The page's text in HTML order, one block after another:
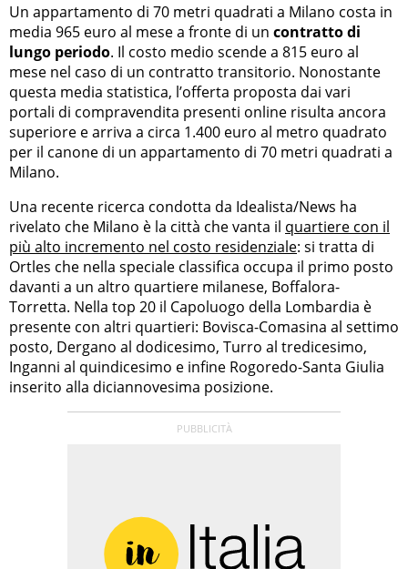
Un appartamento di 70 metri quadrati a Milano costa in
media 965 euro al mese a fronte di un contratto di
lungo periodo. Il costo medio scende a 815 euro al
mese nel caso di un contratto transitorio. Nonostante
questa media statistica, l’offerta proposta dai vari
portali di compravendita presenti online risulta ancora
superiore e arriva a circa 1.400 euro al metro quadrato
per il canone di un appartamento di 70 metri quadrati a
Milano.
Una recente ricerca condotta da Idealista/News ha
rivelato che Milano è la città che vanta il quartiere con il
più alto incremento nel costo residenziale: si tratta di
Ortles che nella speciale classifica occupa il primo posto
davanti a un altro quartiere milanese, Boffalora-
Torretta. Nella top 20 il Capoluogo della Lombardia è
presente con altri quartieri: Bovisca-Comasina al settimo
posto, Dergano al dodicesimo, Turro al tredicesimo,
Inganni al quindicesimo e infine Rogoredo-Santa Giulia
inserito alla diciannovesima posizione.